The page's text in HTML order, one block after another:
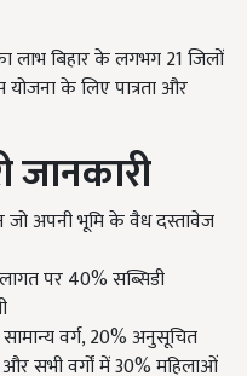
लाभ बिहार के लगभग 21 जिलों
के लिए पात्रता और
अपनी भूमि के वैध दस्तावेज
पर 40% सब्सिडी
वर्ग, 20% अनुसूचित
सभी वर्गों में 30% महिलाओं